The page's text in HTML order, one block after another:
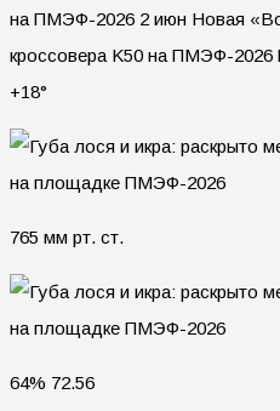
на ПМЭФ-2026 2 июн Новая
кроссовера K50 на ПМЭФ-
+18°
765 мм рт. ст.
64% 72.56